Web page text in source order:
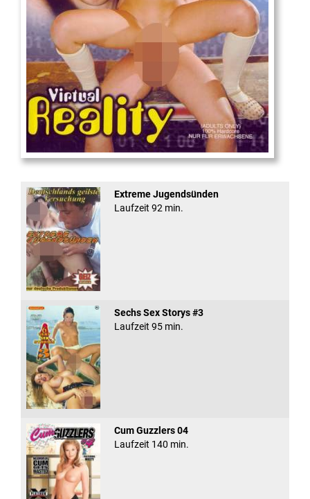
Virtual Reality
Extreme Jugendsünden
Laufzeit 92 min.
Sechs Sex Storys #3
Laufzeit 95 min.
Cum Guzzlers 04
Laufzeit 140 min.